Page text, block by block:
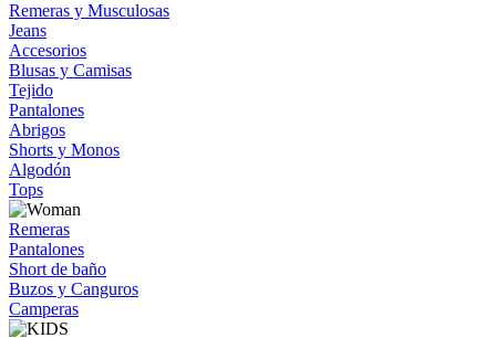
Remeras y Musculosas
Jeans
Accesorios
Blusas y Camisas
Tejido
Pantalones
Abrigos
Shorts y Monos
Algodón
Tops
Remeras
Pantalones
Short de baño
Buzos y Canguros
Camperas